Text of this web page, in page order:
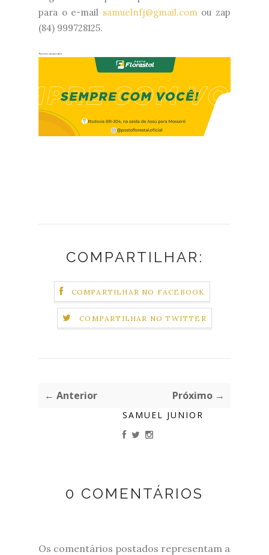
para o e-mail samuelnfj@gmail.comou zap
(84) 999728125.
COMPARTILHAR:
COMPARTILHAR NO FACEBOOK
COMPARTILHAR NO TWITTER
← Anterior Próximo →
SAMUEL JUNIOR
0 COMENTÁRIOS
Os comentários postados representam a